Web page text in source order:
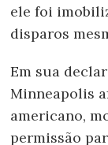
ele foi
disparos
Em sua
Minneapolis
americano,
permissão